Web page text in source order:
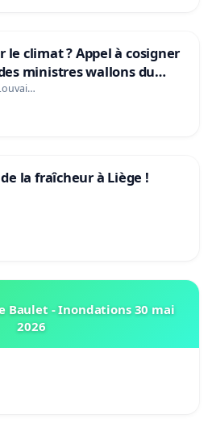
le climat ? Appel à cosigner
ministres wallons du
la fraîcheur à Liège !
Baulet - Inondations 30 mai
2026